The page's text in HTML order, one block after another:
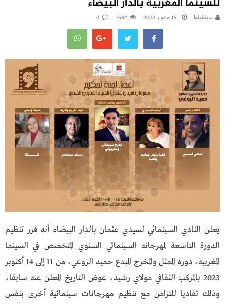
سينفيليا 15 مايو، 2023 1532
0
يعلن النادي السينمائي لسيدي عثمان بالدار البيضاء أنه قرر تنظيم
الدورة التاسعة لمهرجانه السينمائي السنوي المتخصص في السينما
المغربية، دورة الممثل والمخرج المبدع حميد الزوغي، من 11 إلى 14 أكتوبر
2023 بالمركب الثقافي مولاي رشيد، عوض التاريخ المعلن عنه سابقا،
وذلك تفاديا للتزامن مع تنظيم مهرجانات سينمائية أخرى بنفس